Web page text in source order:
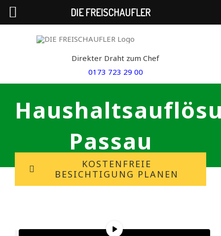
Direkter Draht zum Chef
0173 723 29 00
Passau
KOSTENFREIE
BESICHTIGUNG PLANEN
DIE FREISCHAUFLER